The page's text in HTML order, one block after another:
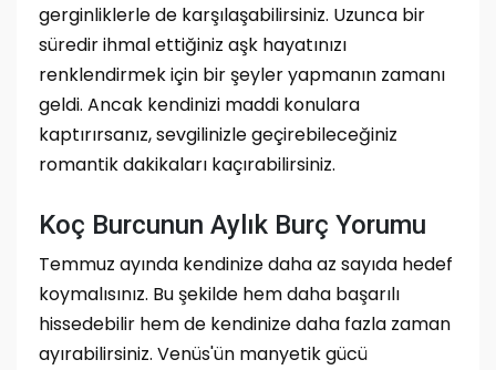
gerginliklerle de karşılaşabilirsiniz. Uzunca bir
süredir ihmal ettiğiniz aşk hayatınızı
renklendirmek için bir şeyler yapmanın zamanı
geldi. Ancak kendinizi maddi konulara
kaptırırsanız, sevgilinizle geçirebileceğiniz
romantik dakikaları kaçırabilirsiniz.
Koç Burcunun Aylık Burç Yorumu
Temmuz ayında kendinize daha az sayıda hedef
koymalısınız. Bu şekilde hem daha başarılı
hissedebilir hem de kendinize daha fazla zaman
ayırabilirsiniz. Venüs'ün manyetik gücü